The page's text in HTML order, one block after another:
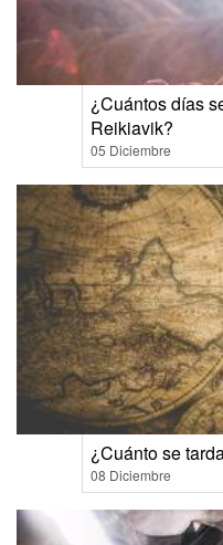
¿Cuántos días
Reikiavik?
05 Diciembre
¿Cuánto se
08 Diciembre